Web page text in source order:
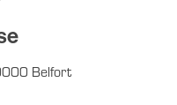
Belfort